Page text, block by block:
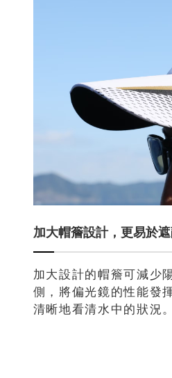
加大帽簷設計，更易於遮
加大設計的帽簷可減少
側，將偏光鏡的性能發
清晰地看清水中的狀況。